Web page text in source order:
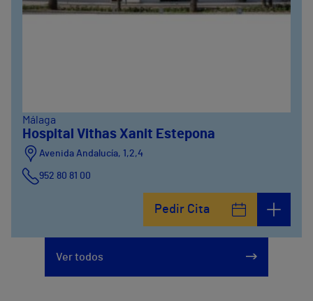
Málaga
Hospital Vithas Xanit Estepona
Avenida Andalucía, 1,2,4
952 80 81 00
Pedir Cita
Ver todos